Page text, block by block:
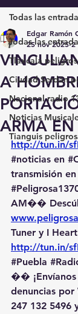
Todas las
Tlaxcala
Ciudad Serdán
Nacional radio
Noticias
Tianguis
Todas las
A
ARMA
Edgar Ramón
25 nov 2025 2
http://tun.in/
#noticias en
transmisión
AM��️
Tuner y I
http://tun.in/
#Puebla
��
denuncias
247 132 5496